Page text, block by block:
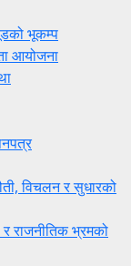
भूकम्प
आयोजना
विचलन र सुधारको
र राजनीतिक भ्रमको